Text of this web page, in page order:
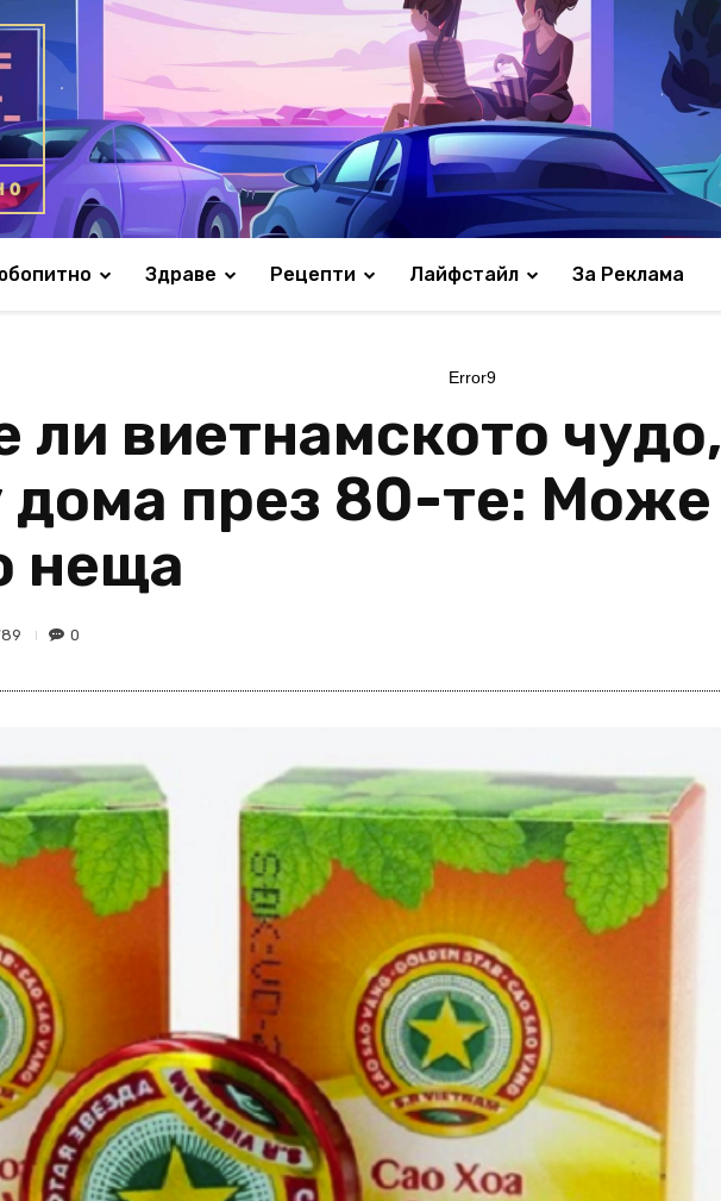
Здраве Рецепти Лайфстайл За Реклама
Error9
ли виетнамското
през 80-те: Може
неща
0